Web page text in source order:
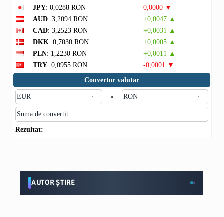
JPY: 0,0288 RON
0,0000 ▼
AUD: 3,2094 RON
+0,0047 ▲
CAD: 3,2523 RON
+0,0031 ▲
DKK: 0,7030 RON
+0,0005 ▲
PLN: 1,2230 RON
+0,0011 ▲
TRY: 0,0955 RON
-0,0001 ▼
Convertor valutar
»
Rezultat: -
AUTOR ȘTIRE